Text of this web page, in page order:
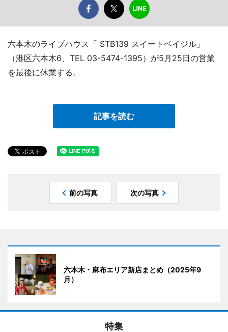
六本木のライブハウス「 STB139 スイートベイジル」
（港区六本木6、TEL 03-5474-1395）が5月25日の営業
を最後に休業する。
記事を読む
前の写真 次の写真
六本木・麻布エリア新店まとめ（2025年9
月）
特集